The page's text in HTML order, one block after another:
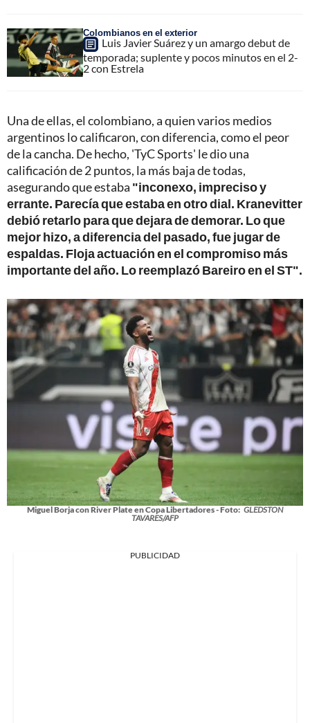
Colombianos en el exterior
Luis Javier Suárez y un amargo debut de
temporada; suplente y pocos minutos en el 2-
2 con Estrela
Una de ellas, el colombiano, a quien varios medios
argentinos lo calificaron, con diferencia, como el peor
de la cancha. De hecho, 'TyC Sports' le dio una
calificación de 2 puntos, la más baja de todas,
asegurando que estaba "inconexo, impreciso y
errante. Parecía que estaba en otro dial. Kranevitter
debió retarlo para que dejara de demorar. Lo que
mejor hizo, a diferencia del pasado, fue jugar de
espaldas. Floja actuación en el compromiso más
importante del año. Lo reemplazó Bareiro en el ST".
Miguel Borja con River Plate en Copa Libertadores - Foto: GLEDSTON
TAVARES/AFP
PUBLICIDAD